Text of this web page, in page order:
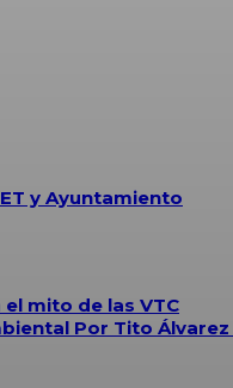
y Ayuntamiento
mito de las VTC
Por Tito Álvarez